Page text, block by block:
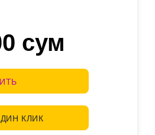
сум
КЛИК